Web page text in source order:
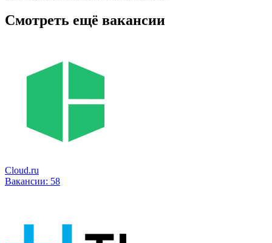
Смотреть ещё вакансии
Cloud.ru
Вакансии: 58